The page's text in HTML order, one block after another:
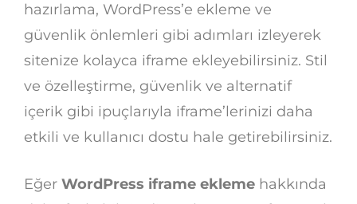
hazırlama, WordPress’e ekleme ve
güvenlik önlemleri gibi adımları izleyerek
sitenize kolayca iframe ekleyebilirsiniz. Stil
ve özelleştirme, güvenlik ve alternatif
içerik gibi ipuçlarıyla iframe’lerinizi daha
etkili ve kullanıcı dostu hale getirebilirsiniz.
Eğer WordPress iframe ekleme hakkında